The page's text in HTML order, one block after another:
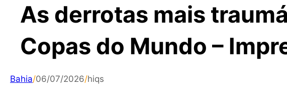
As derrotas mais
Copas do Mundo –
Bahia/06/07/2026/hiqs